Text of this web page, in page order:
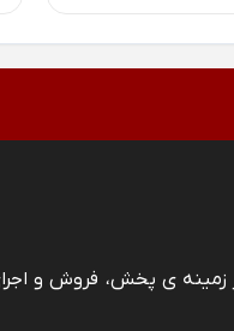
ی پخش، فروش و